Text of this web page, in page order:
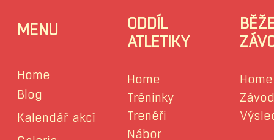
MENU
Home
Blog
Kalendář akcí
ODDÍL
ATLETIKY
Home
Tréninky
Trenéři
Nábor
Home